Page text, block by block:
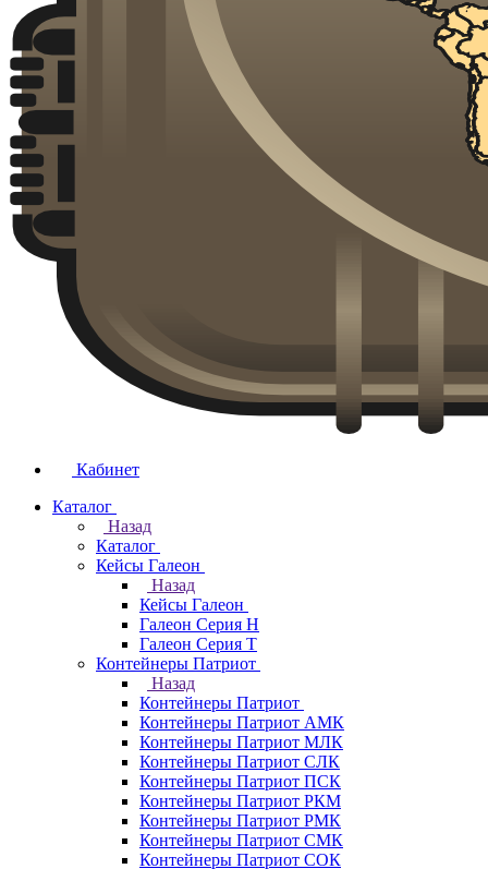
Кабинет
Каталог
Назад
Каталог
Кейсы Галеон
Назад
Кейсы Галеон
Галеон Серия Н
Галеон Серия Т
Контейнеры Патриот
Назад
Контейнеры Патриот
Контейнеры Патриот АМК
Контейнеры Патриот МЛК
Контейнеры Патриот CЛК
Контейнеры Патриот ПСК
Контейнеры Патриот РКМ
Контейнеры Патриот РМК
Контейнеры Патриот СМК
Контейнеры Патриот СОК